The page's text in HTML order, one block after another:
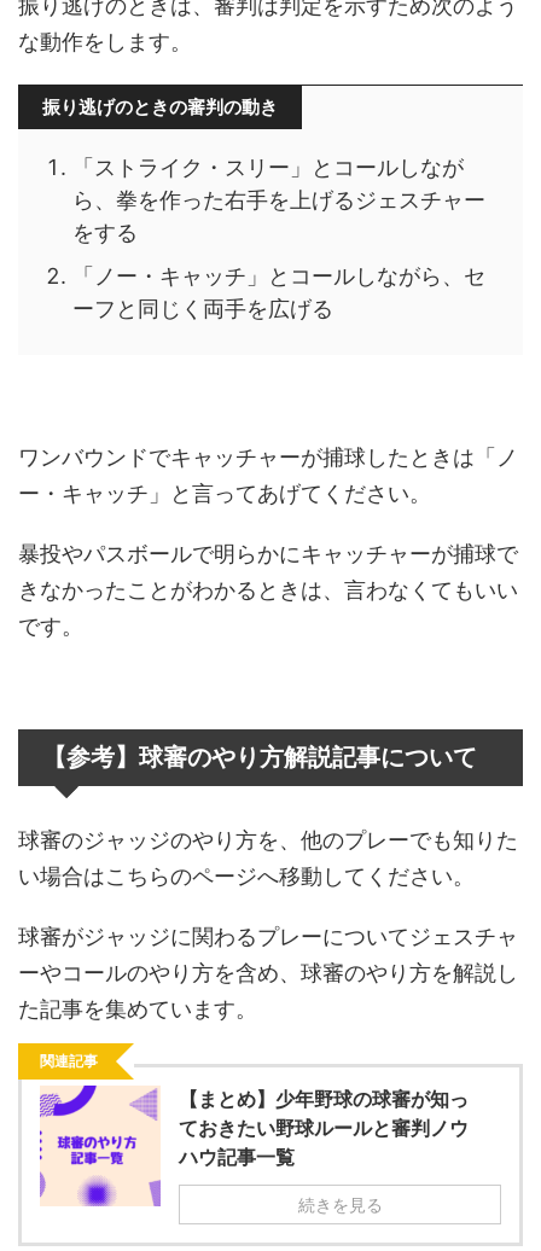
振り逃げのときは、審判は判定を示すため次のよう
な動作をします。
振り逃げのときの審判の動き
「ストライク・スリー」とコールしなが
ら、拳を作った右手を上げるジェスチャー
をする
「ノー・キャッチ」とコールしながら、セ
ーフと同じく両手を広げる
ワンバウンドでキャッチャーが捕球したときは「ノ
ー・キャッチ」と言ってあげてください。
暴投やパスボールで明らかにキャッチャーが捕球で
きなかったことがわかるときは、言わなくてもいい
です。
【参考】球審のやり方解説記事について
球審のジャッジのやり方を、他のプレーでも知りた
い場合はこちらのページへ移動してください。
球審がジャッジに関わるプレーについてジェスチャ
ーやコールのやり方を含め、球審のやり方を解説し
た記事を集めています。
関連記事
【まとめ】少年野球の球審が知っ
ておきたい野球ルールと審判ノウ
ハウ記事一覧
続きを見る